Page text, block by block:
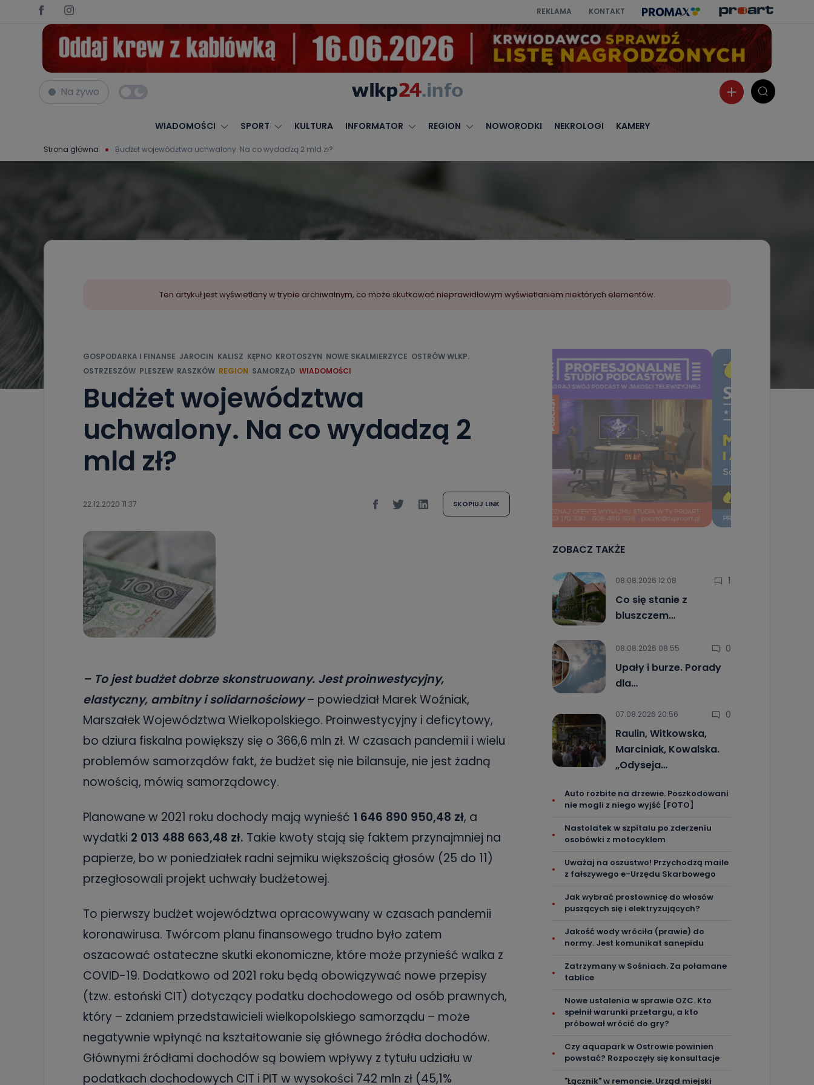
REKLAMA KONTAKT
Na żywo
WIADOMOŚCI SPORT KULTURA INFORMATOR REGION NOWORODKI NEKROLOGI KAMERY
Strona główna Budżet województwa uchwalony. Na co wydadzą 2 mld zł?
Ten artykuł jest wyświetlany w trybie archiwalnym, co może skutkować nieprawidłowym wyświetlaniem niektórych elementów.
GOSPODARKA I FINANSE JAROCIN KALISZ KĘPNO KROTOSZYN NOWE SKALMIERZYCE OSTRÓW WLKP.
OSTRZESZÓW PLESZEW RASZKÓW REGION SAMORZĄD WIADOMOŚCI
Budżet województwa
uchwalony. Na co wydadzą 2
mld zł?
22.12.2020 11:37 SKOPIUJ LINK
– To jest budżet dobrze skonstruowany. Jest proinwestycyjny,
elastyczny, ambitny i solidarnościowy– powiedział Marek Woźniak,
Marszałek Województwa Wielkopolskiego. Proinwestycyjny i deficytowy,
bo dziura fiskalna powiększy się o 366,6 mln zł. W czasach pandemii i wielu
problemów samorządów fakt, że budżet się nie bilansuje, nie jest żadną
nowością, mówią samorządowcy.
Planowane w 2021 roku dochody mają wynieść 1 646 890 950,48 zł, a
wydatki 2 013 488 663,48 zł. Takie kwoty stają się faktem przynajmniej na
papierze, bo w poniedziałek radni sejmiku większością głosów (25 do 11)
przegłosowali projekt uchwały budżetowej.
To pierwszy budżet województwa opracowywany w czasach pandemii
koronawirusa. Twórcom planu finansowego trudno było zatem
oszacować ostateczne skutki ekonomiczne, które może przynieść walka z
COVID-19. Dodatkowo od 2021 roku będą obowiązywać nowe przepisy
(tzw. estoński CIT) dotyczący podatku dochodowego od osób prawnych,
który – zdaniem przedstawicieli wielkopolskiego samorządu – może
negatywnie wpłynąć na kształtowanie się głównego źródła dochodów.
Głównymi źródłami dochodów są bowiem wpływy z tytułu udziału w
podatkach dochodowych CIT i PIT w wysokości 742 mln zł (45,1%
ZOBACZ TAKŻE
08.08.2026 12:08 1
Co się stanie z
bluszczem…
08.08.2026 08:55 0
Upały i burze. Porady
dla…
07.08.2026 20:56 0
Raulin, Witkowska,
Marciniak, Kowalska.
„Odyseja…
Auto rozbite na drzewie. Poszkodowani
nie mogli z niego wyjść [FOTO]
Nastolatek w szpitalu po zderzeniu
osobówki z motocyklem
Uważaj na oszustwo! Przychodzą maile
z fałszywego e-Urzędu Skarbowego
Jak wybrać prostownicę do włosów
puszących się i elektryzujących?
Jakość wody wróciła (prawie) do
normy. Jest komunikat sanepidu
Zatrzymany w Sośniach. Za połamane
tablice
Nowe ustalenia w sprawie OZC. Kto
spełnił warunki przetargu, a kto
próbował wrócić do gry?
Czy aquapark w Ostrowie powinien
powstać? Rozpoczęły się konsultacje
"Łącznik" w remoncie. Urząd miejski